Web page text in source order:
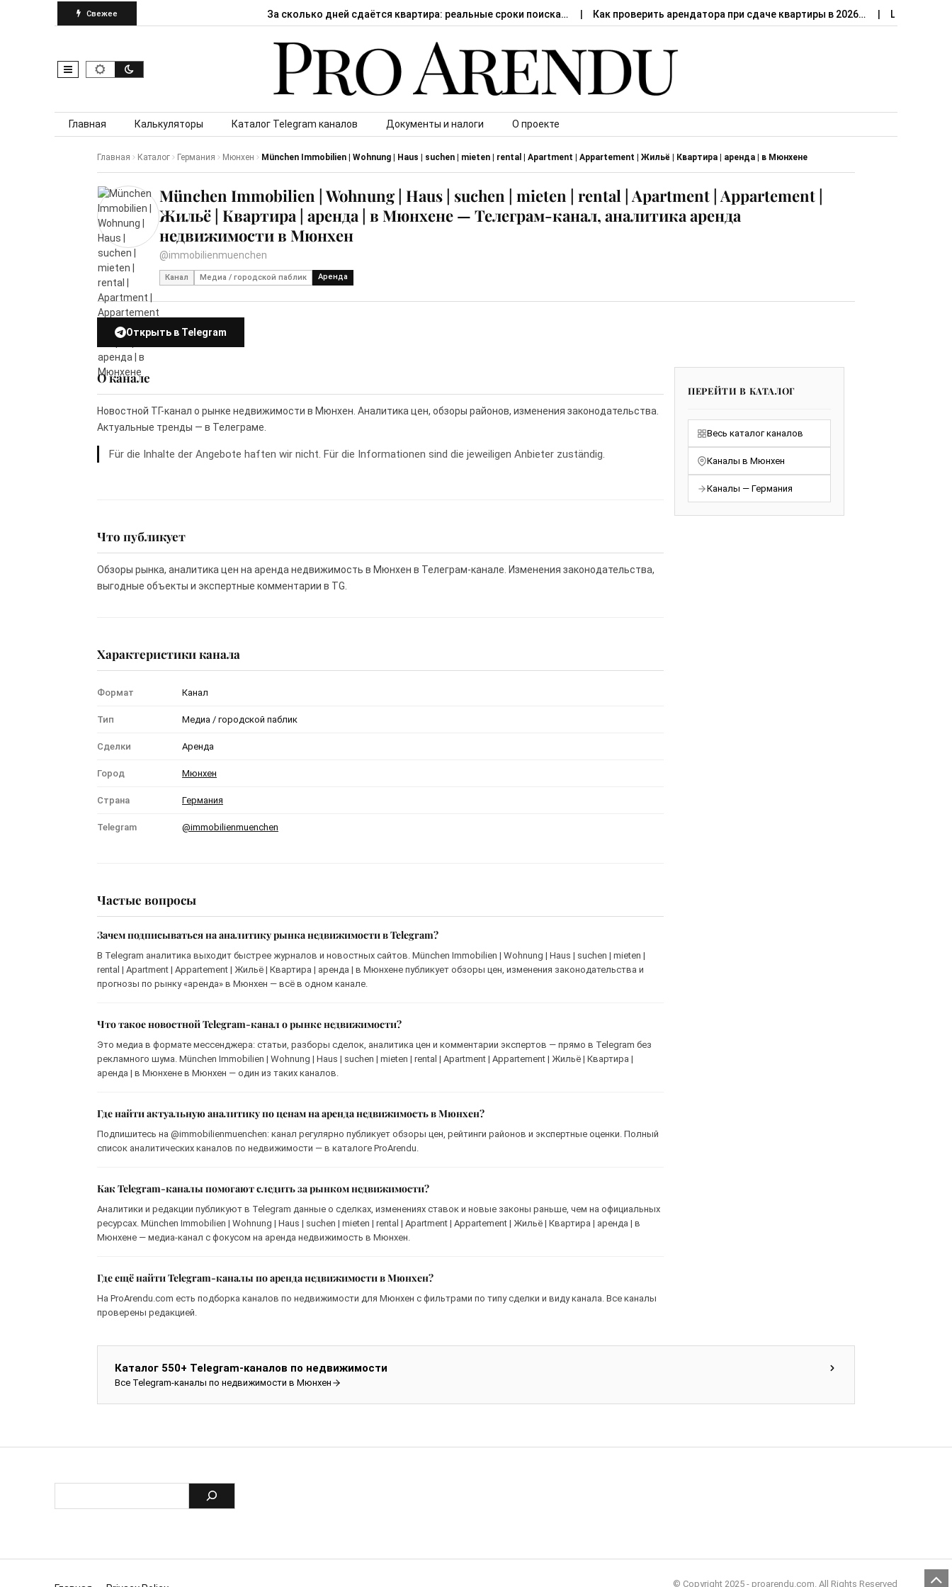
Свежее За сколько дней сдаётся квартира: реальные сроки поиска… Как проверить арендатора при сдаче квартиры в 2026… Штраф за
Skip to content
Главная Калькуляторы Каталог Telegram каналов Документы и налоги О проекте
Главная Каталог Германия Мюнхен München Immobilien | Wohnung | Haus | suchen | mieten | rental | Apartment | Appartement | Жильё | Квартира | аренда | в Мюнхене
München Immobilien | Wohnung | Haus | suchen | mieten | rental | Apartment | Appartement |
Жильё | Квартира | аренда | в Мюнхене — Телеграм-канал, аналитика аренда
недвижимости в Мюнхен
@immobilienmuenchen
Канал Медиа / городской паблик Аренда
Открыть в Telegram
О канале
Новостной ТГ-канал о рынке недвижимости в Мюнхен. Аналитика цен, обзоры районов, изменения законодательства.
Актуальные тренды — в Телеграме.
Für die Inhalte der Angebote haften wir nicht. Für die Informationen sind die jeweiligen Anbieter zuständig.
Что публикует
Обзоры рынка, аналитика цен на аренда недвижимость в Мюнхен в Телеграм-канале. Изменения законодательства,
выгодные объекты и экспертные комментарии в TG.
Характеристики канала
Формат Канал
Тип Медиа / городской паблик
Сделки Аренда
Город Мюнхен
Страна Германия
Telegram @immobilienmuenchen
Частые вопросы
Зачем подписываться на аналитику рынка недвижимости в Telegram?
В Telegram аналитика выходит быстрее журналов и новостных сайтов. München Immobilien | Wohnung | Haus | suchen | mieten |
rental | Apartment | Appartement | Жильё | Квартира | аренда | в Мюнхене публикует обзоры цен, изменения законодательства и
прогнозы по рынку «аренда» в Мюнхен — всё в одном канале.
Что такое новостной Telegram-канал о рынке недвижимости?
Это медиа в формате мессенджера: статьи, разборы сделок, аналитика цен и комментарии экспертов — прямо в Telegram без
рекламного шума. München Immobilien | Wohnung | Haus | suchen | mieten | rental | Apartment | Appartement | Жильё | Квартира |
аренда | в Мюнхене в Мюнхен — один из таких каналов.
Где найти актуальную аналитику по ценам на аренда недвижимость в Мюнхен?
Подпишитесь на @immobilienmuenchen: канал регулярно публикует обзоры цен, рейтинги районов и экспертные оценки. Полный
список аналитических каналов по недвижимости — в каталоге ProArendu.
Как Telegram-каналы помогают следить за рынком недвижимости?
Аналитики и редакции публикуют в Telegram данные о сделках, изменениях ставок и новые законы раньше, чем на официальных
ресурсах. München Immobilien | Wohnung | Haus | suchen | mieten | rental | Apartment | Appartement | Жильё | Квартира | аренда | в
Мюнхене — медиа-канал с фокусом на аренда недвижимость в Мюнхен.
Где ещё найти Telegram-каналы по аренда недвижимости в Мюнхен?
На ProArendu.com есть подборка каналов по недвижимости для Мюнхен с фильтрами по типу сделки и виду канала. Все каналы
проверены редакцией.
ПЕРЕЙТИ В КАТАЛОГ
Весь каталог каналов
Каналы в Мюнхен
Каналы — Германия
Каталог 550+ Telegram-каналов по недвижимости
Все Telegram-каналы по недвижимости в Мюнхен
© Copyright 2025 - proarendu.com. All Rights Reserved